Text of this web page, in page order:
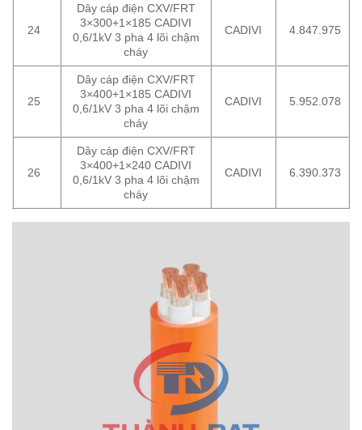
24
Dây cáp điện CXV/FRT
3×300+1×185 CADIVI
0,6/1kV 3 pha 4 lõi chậm
cháy
CADIVI 4.847.975
25
Dây cáp điện CXV/FRT
3×400+1×185 CADIVI
0,6/1kV 3 pha 4 lõi chậm
cháy
CADIVI 5.952.078
26
Dây cáp điện CXV/FRT
3×400+1×240 CADIVI
0,6/1kV 3 pha 4 lõi chậm
cháy
CADIVI 6.390.373